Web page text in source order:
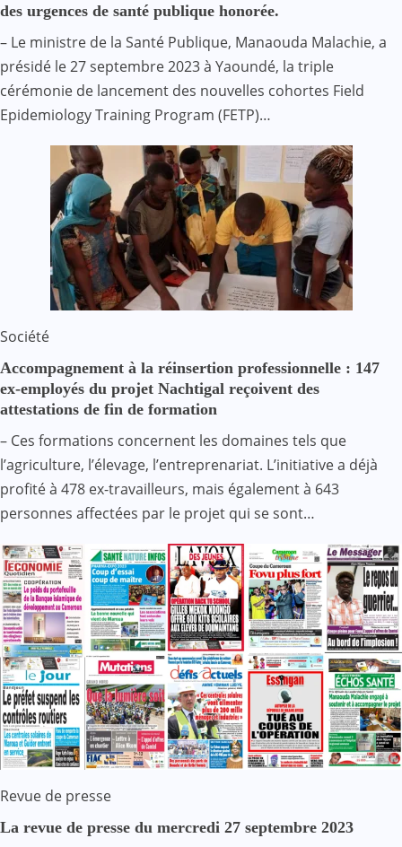
des urgences de santé publique honorée.
– Le ministre de la Santé Publique, Manaouda Malachie, a
présidé le 27 septembre 2023 à Yaoundé, la triple
cérémonie de lancement des nouvelles cohortes Field
Epidemiology Training Program (FETP)…
Société
Accompagnement à la réinsertion professionnelle : 147
ex-employés du projet Nachtigal reçoivent des
attestations de fin de formation
– Ces formations concernent les domaines tels que
l’agriculture, l’élevage, l’entreprenariat. L’initiative a déjà
profité à 478 ex-travailleurs, mais également à 643
personnes affectées par le projet qui se sont…
Revue de presse
La revue de presse du mercredi 27 septembre 2023